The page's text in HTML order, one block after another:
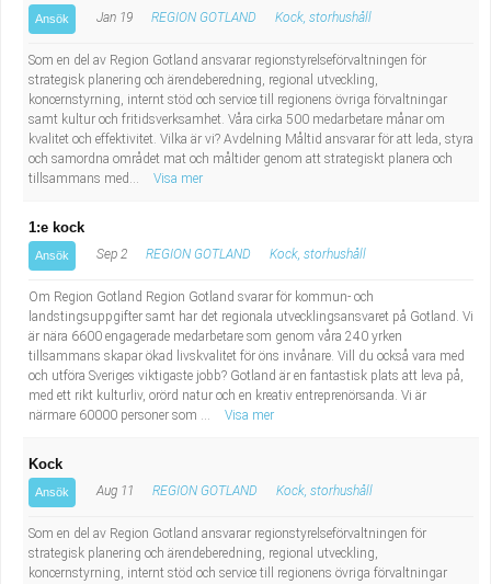
Ansök Jan 19 REGION GOTLAND Kock, storhushåll
Som en del av Region Gotland ansvarar regionstyrelseförvaltningen för
strategisk planering och ärendeberedning, regional utveckling,
koncernstyrning, internt stöd och service till regionens övriga förvaltningar
samt kultur och fritidsverksamhet. Våra cirka 500 medarbetare månar om
kvalitet och effektivitet. Vilka är vi? Avdelning Måltid ansvarar för att leda, styra
och samordna området mat och måltider genom att strategiskt planera och
tillsammans med...
Visa mer
1:e kock
Ansök Sep 2 REGION GOTLAND Kock, storhushåll
Om Region Gotland Region Gotland svarar för kommun- och
landstingsuppgifter samt har det regionala utvecklingsansvaret på Gotland. Vi
är nära 6600 engagerade medarbetare som genom våra 240 yrken
tillsammans skapar ökad livskvalitet för öns invånare. Vill du också vara med
och utföra Sveriges viktigaste jobb? Gotland är en fantastisk plats att leva på,
med ett rikt kulturliv, orörd natur och en kreativ entreprenörsanda. Vi är
närmare 60000 personer som ...
Visa mer
Kock
Ansök Aug 11 REGION GOTLAND Kock, storhushåll
Som en del av Region Gotland ansvarar regionstyrelseförvaltningen för
strategisk planering och ärendeberedning, regional utveckling,
koncernstyrning, internt stöd och service till regionens övriga förvaltningar